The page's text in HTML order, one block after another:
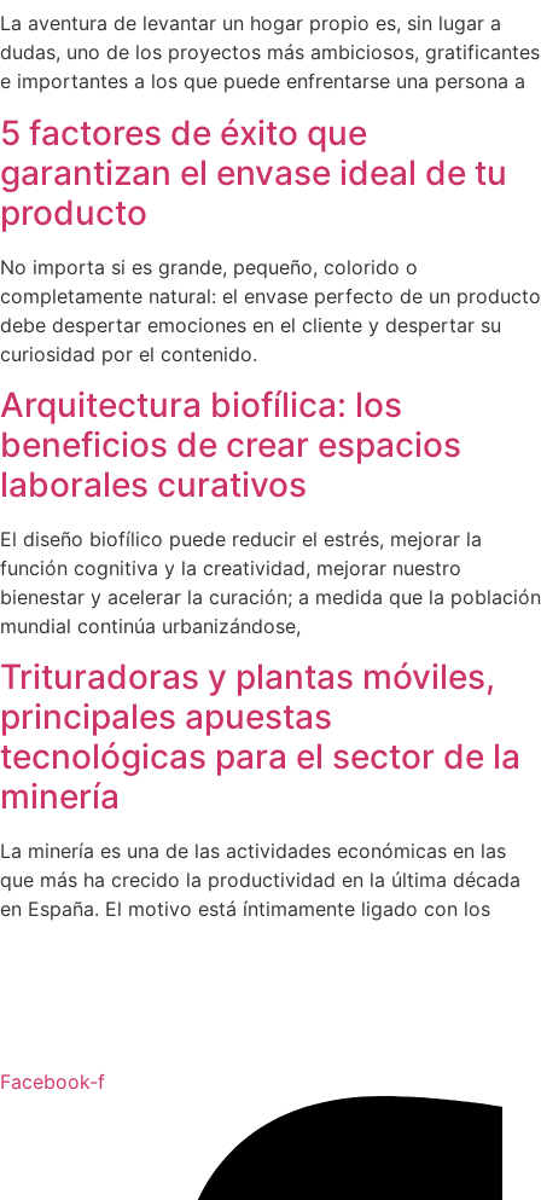
La aventura de levantar un hogar propio es, sin lugar a
dudas, uno de los proyectos más ambiciosos, gratificantes
e importantes a los que puede enfrentarse una persona a
5 factores de éxito que
garantizan el envase ideal de tu
producto
No importa si es grande, pequeño, colorido o
completamente natural: el envase perfecto de un producto
debe despertar emociones en el cliente y despertar su
curiosidad por el contenido.
Arquitectura biofílica: los
beneficios de crear espacios
laborales curativos
El diseño biofílico puede reducir el estrés, mejorar la
función cognitiva y la creatividad, mejorar nuestro
bienestar y acelerar la curación; a medida que la población
mundial continúa urbanizándose,
Trituradoras y plantas móviles,
principales apuestas
tecnológicas para el sector de la
minería
La minería es una de las actividades económicas en las
que más ha crecido la productividad en la última década
en España. El motivo está íntimamente ligado con los
Facebook-f